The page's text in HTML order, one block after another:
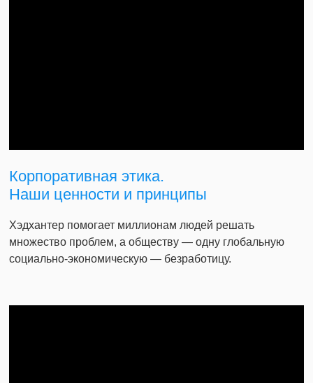
Корпоративная этика.
Наши ценности и принципы
Хэдхантер помогает миллионам людей решать
множество проблем, а обществу — одну глобальную
социально-экономическую — безработицу.